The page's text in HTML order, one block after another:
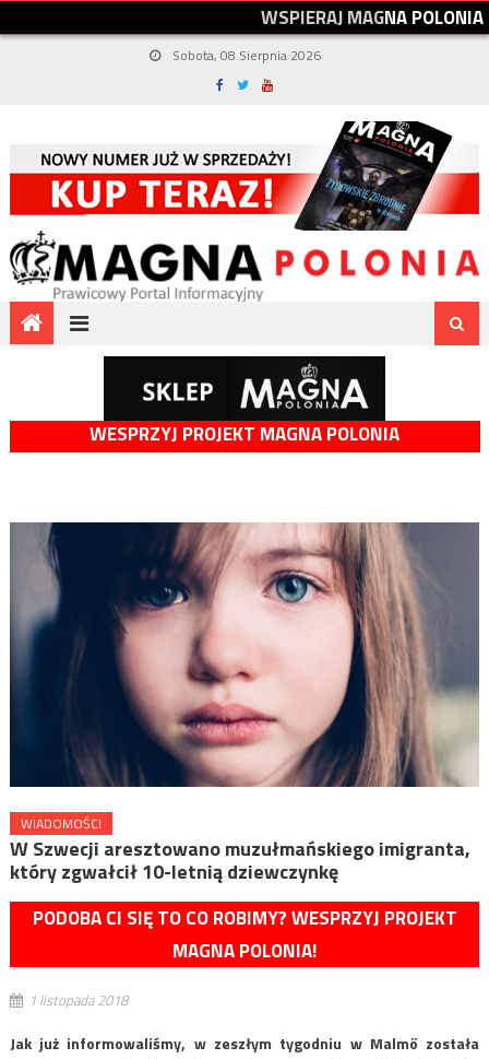
WSPIERAJMAGNAPOLONIA
Sobota, 08 Sierpnia 2026
WESPRZYJ PROJEKT MAGNA POLONIA
WIADOMOŚCI
W Szwecji aresztowano muzułmańskiego imigranta,
który zgwałcił 10-letnią dziewczynkę
PODOBA CI SIĘ TO CO ROBIMY? WESPRZYJ PROJEKT
MAGNA POLONIA!
1 listopada 2018
Jak już informowaliśmy, w zeszłym tygodniu w Malmö została